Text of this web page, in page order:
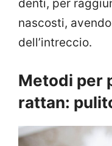
denti, per
nascosti,
dell’intreccio.
Metodi per
rattan: